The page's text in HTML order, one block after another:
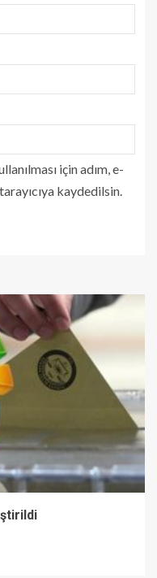
için adım, e-
kaydedilsin.